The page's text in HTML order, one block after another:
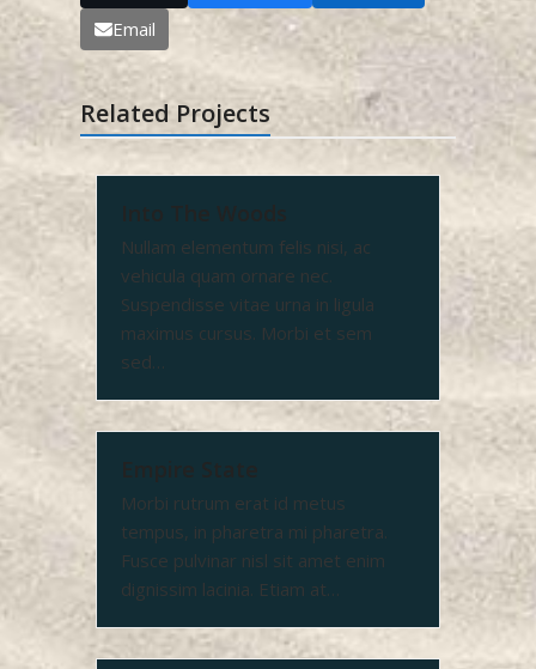
Email
Related Projects
Nullam elementum felis nisi, ac
vehicula quam ornare nec.
Suspendisse vitae urna in ligula
maximus cursus. Morbi et sem
sed…
Morbi rutrum erat id metus
tempus, in pharetra mi pharetra.
Fusce pulvinar nisl sit amet enim
dignissim lacinia. Etiam at…